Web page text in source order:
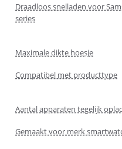
Draadloos snelladen voor
series
Maximale dikte hoesje
Compatibel met producttype
Aantal apparaten tegelijk
Gemaakt voor merk